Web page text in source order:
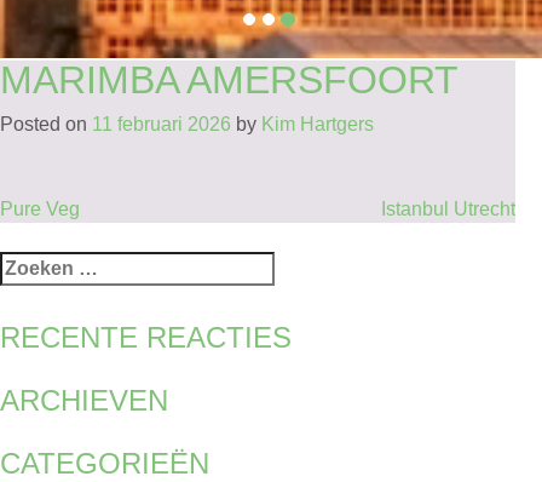
MARIMBA AMERSFOORT
Posted on 11 februari 2026 by Kim Hartgers
BERICHT
NAVIGATIE
Pure Veg Istanbul Utrecht
Zoeken
naar:
RECENTE REACTIES
ARCHIEVEN
CATEGORIEËN